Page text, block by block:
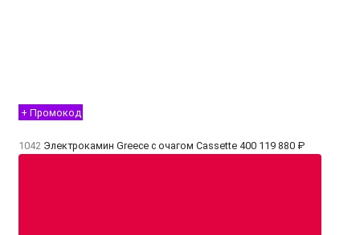
+ Промокод
1042 Электрокамин Greece с очагом Cassette 400 119 880 ₽